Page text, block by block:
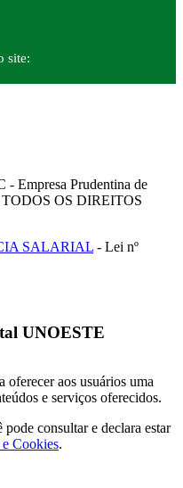
site:
- Empresa Prudentina de
OS DIREITOS
SALARIAL - Lei nº
UNOESTE
aos usuários uma
e serviços oferecidos.
consultar e declara estar
Cookies.